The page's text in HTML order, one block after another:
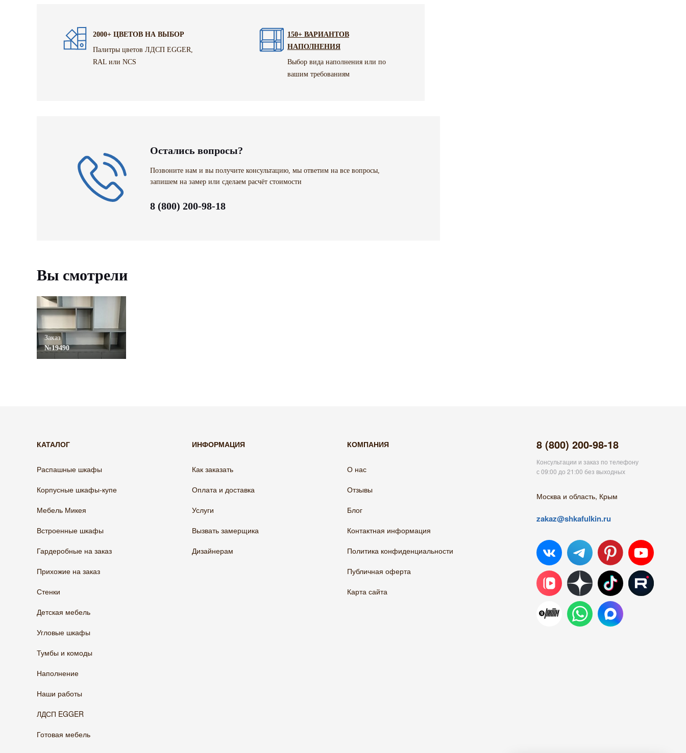
2000+ ЦВЕТОВ НА ВЫБОР
Палитры цветов ЛДСП EGGER,
RAL или NCS
150+ ВАРИАНТОВ
НАПОЛНЕНИЯ
Выбор вида наполнения или по
вашим требованиям
Остались вопросы?
Позвоните нам и вы получите консультацию, мы ответим на все вопросы,
запишем на замер или сделаем расчёт стоимости
8 (800) 200-98-18
Вы смотрели
Заказ
№19490
КАТАЛОГ
Распашные шкафы
Корпусные шкафы-купе
Мебель Микея
Встроенные шкафы
Гардеробные на заказ
Прихожие на заказ
Стенки
Детская мебель
Угловые шкафы
Тумбы и комоды
Наполнение
Наши работы
ЛДСП EGGER
Готовая мебель
ИНФОРМАЦИЯ
Как заказать
Оплата и доставка
Услуги
Вызвать замерщика
Дизайнерам
КОМПАНИЯ
О нас
Отзывы
Блог
Контактная информация
Политика конфиденциальности
Публичная оферта
Карта сайта
8 (800) 200-98-18
Консультации и заказ по телефону
с 09:00 до 21:00 без выходных
Москва и область, Крым
zakaz@shkafulkin.ru